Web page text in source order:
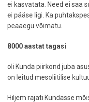
ei kasvatata. Need ei saa
ei pääse ligi. Ka
peaaegu võimatu.
8000 aastat tagasi
oli Kunda piirkond juba
on leitud mesoliitilise
Hiljem rajati Kundasse